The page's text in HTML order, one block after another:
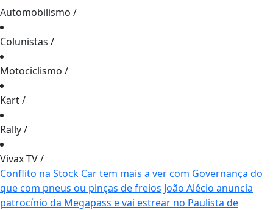
Automobilismo /
Colunistas /
Motociclismo /
Kart/
Rally/
Vivax TV/
Conflito na Stock Car tem mais a ver com Governança do
que com pneus ou pinças de freios João Alécio anuncia
patrocínio da Megapass e vai estrear no Paulista de